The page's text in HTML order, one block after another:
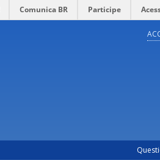
Comunica BR Participe